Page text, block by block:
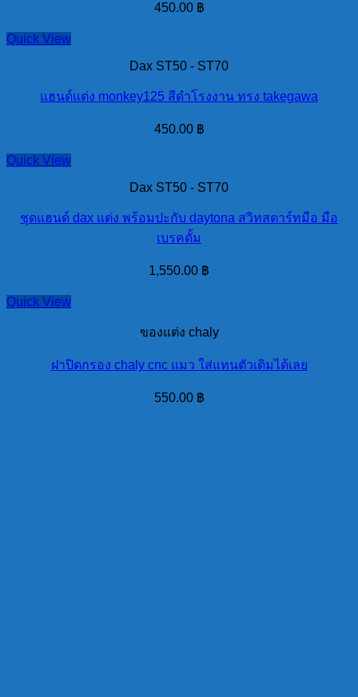
450.00 ฿
Quick View
Dax ST50 - ST70
แฮนด์แต่ง monkey125 สีดำโรงงาน ทรง takegawa
450.00 ฿
Quick View
Dax ST50 - ST70
ชุดแฮนด์ dax แต่ง พร้อมปะกับ daytona สวิทสตาร์ทมือ มือ
เบรคดั้ม
1,550.00 ฿
Quick View
ของแต่ง chaly
ฝาปิดกรอง chaly cnc แมว ใส่แทนตัวเดิมได้เลย
550.00 ฿